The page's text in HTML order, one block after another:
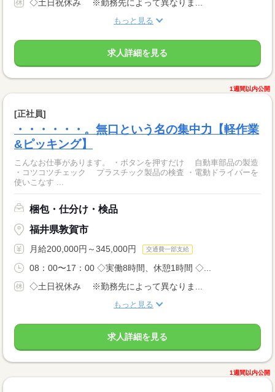
◇土日祝休み ※勤務先によって異なりま...
もっと見る
求人詳細を見る
1週間以内公開
[正社員]
・・・・・・。無口という名の集中力【軽作業
&ピッキング】
こんなお仕事があります。 ・ボタンを押すだけ 自動車部品の製造
・コツコツチェック プラスチック製品の検査 ・電動ドライバーを
使いこなす ...
梱包・仕分け・検品
福井県敦賀市
月給200,000円～345,000円 交通費一部支給
08：00〜17：00 ◇実働8時間、休憩1時間 ◇...
◇土日祝休み ※勤務先によって異なりま...
もっと見る
求人詳細を見る
1週間以内公開